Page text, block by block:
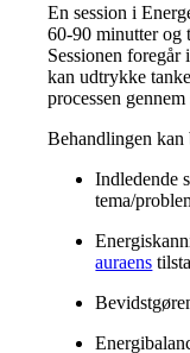
En session i
60-90 minutter og
Sessionen
kan udtrykke
processen
Behandlingen kan
Indledende
tema/
auraens